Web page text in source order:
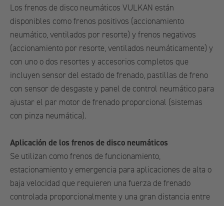
Los frenos de disco neumáticos VULKAN están
disponibles como frenos positivos (accionamiento
neumático, ventilados por resorte) y frenos negativos
(accionamiento por resorte, ventilados neumáticamente) y
con uno o dos resortes y accesorios completos que
incluyen sensor del estado de frenado, pastillas de freno
con sensor de desgaste y panel de control neumático para
ajustar el par motor de frenado proporcional (sistemas
con pinza neumática).
Aplicación de los frenos de disco neumáticos
Se utilizan como frenos de funcionamiento,
estacionamiento y emergencia para aplicaciones de alta o
baja velocidad que requieren una fuerza de frenado
controlada proporcionalmente y una gran distancia entre